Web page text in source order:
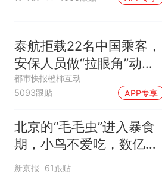
泰航拒载22名中国乘客，
安保人员做“拉眼角”动
作，泰国机场最新回应：
拒绝登机决定由航司作
改签但没兑现
都市快报橙柿互动
5093跟贴
APP专享
北京的“毛毛虫”进入暴食
期，小鸟不爱吃，数亿头
小蜂迎战
新京报 61跟贴